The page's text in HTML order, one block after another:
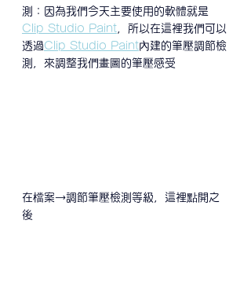
測：因為我們今天主要使用的軟體就是
Clip Studio Paint ，所以在這裡我們可以
透過Clip Studio Paint內建的筆壓調節檢
測，來調整我們畫圖的筆壓感受
在檔案→調節筆壓檢測等級，這裡點開之
後